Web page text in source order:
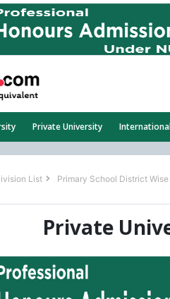
Private University
List Primary School District Wise
Private